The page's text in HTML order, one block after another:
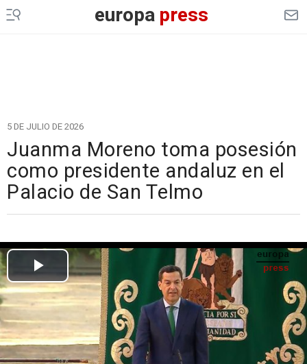
europapress
5 DE JULIO DE 2026
Juanma Moreno toma posesión
como presidente andaluz en el
Palacio de San Telmo